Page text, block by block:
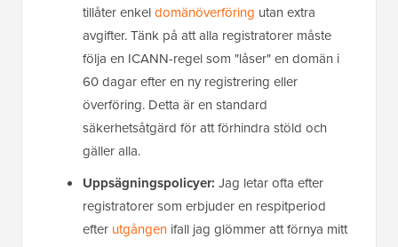
tillåter enkeldomänöverföring utan extra
avgifter. Tänk på att alla registratorer måste
följa en ICANN-regel som "låser" en domän i
60 dagar efter en ny registrering eller
överföring. Detta är en standard
säkerhetsåtgärd för att förhindra stöld och
gäller alla.
Uppsägningspolicyer: Jag letar ofta efter
registratorer som erbjuder en respitperiod
efter utgången ifall jag glömmer att förnya mitt